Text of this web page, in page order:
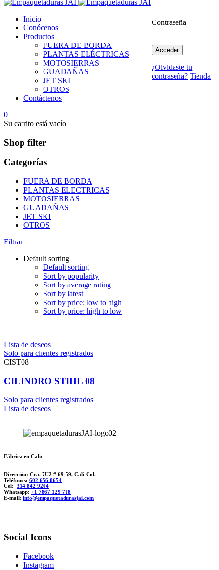
Contraseña
¿Olvidaste tu
contraseña? Tienda
Inicio
Conócenos
Productos
FUERA DE BORDA
PLANTAS ELÉCTRICAS
MOTOSIERRAS
GUADAÑAS
JET SKI
OTROS
Contáctenos
0
Su carrito está vacío
Shop filter
Categorías
FUERA DE BORDA
PLANTAS ELECTRICAS
MOTOSIERRAS
GUADAÑAS
JET SKI
OTROS
Filtrar
Default sorting
Default sorting
Sort by popularity
Sort by average rating
Sort by latest
Sort by price: low to high
Sort by price: high to low
Lista de deseos
Solo para clientes registrados
CIST08
CILINDRO STIHL 08
Solo para clientes registrados
Lista de deseos
Fábrica en Cali:
Dirección: Cra. 7U2 # 69-59, Cali-Col.
Teléfonos: 602 656 0654
Cel: 314 842 9204
Whatsapp: +1 7867 129 718
E-mail: info@empaquetadurasjai.com
Social Icons
Facebook
Instagram